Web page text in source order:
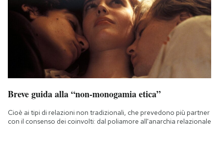
Breve guida alla “non-monogamia etica”
Cioè ai tipi di relazioni non tradizionali, che prevedono più partner
con il consenso dei coinvolti: dal poliamore all'anarchia relazionale